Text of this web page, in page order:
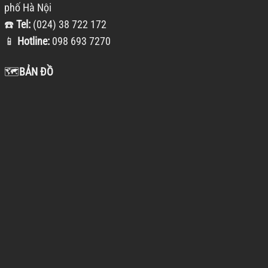
phố Hà Nội
☎️Tel: (024) 38 722 172
📱 Hotline: 098 693 7270
🗺️BẢN ĐỒ